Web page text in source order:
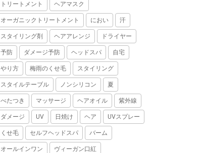
トリートメント ヘアマスク
オーガニックトリートメント におい 汗
スタイリング剤 ヘアアレンジ ドライヤー
予防 ダメージ予防 ヘッドスパ 自宅
やり方 梅雨のくせ毛 スタイリング
スタイルテーブル ノンシリコン 夏
べたつき マッサージ ヘアオイル 紫外線
ダメージ UV 日焼け ヘア UVスプレー
くせ毛 セルフヘッドスパ バーム
オールインワン ヴィーガン口紅